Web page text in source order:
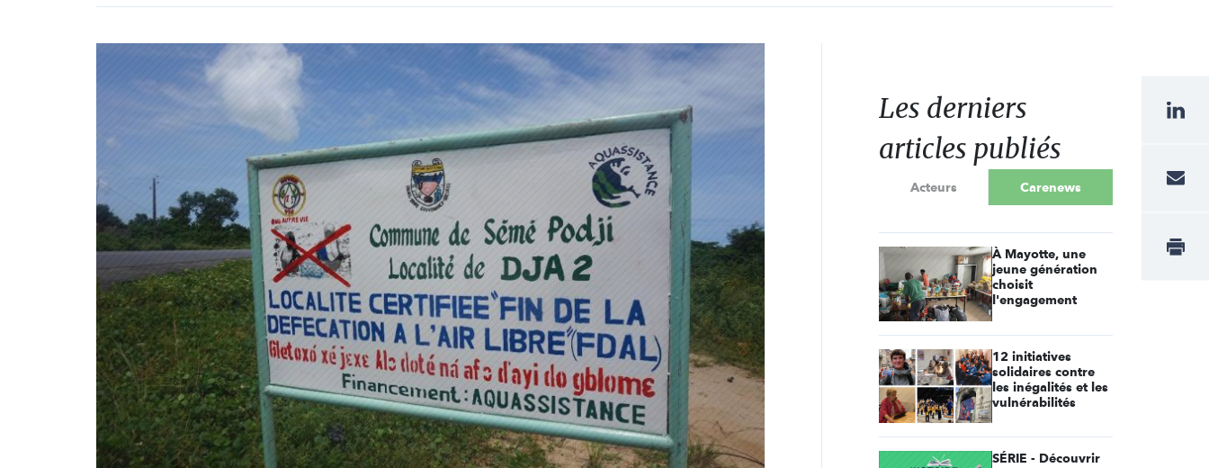
Les derniers
articles publiés
Acteurs Carenews
À Mayotte, une
jeune génération
choisit
l'engagement
12 initiatives
solidaires contre
les inégalités et les
vulnérabilités
SÉRIE - Découvrir